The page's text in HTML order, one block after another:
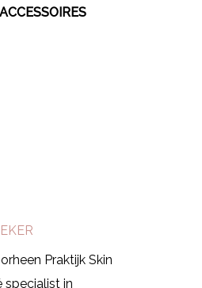
Praktijk Skin
specialist in